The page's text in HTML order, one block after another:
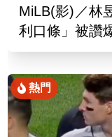
MiLB(影)／林
利口條」被讚
熱門